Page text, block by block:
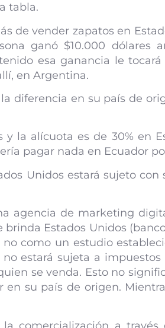
tabla.
de vender zapatos en
ganó $10.000 dólares
esa ganancia le
en Argentina.
diferencia en su país de
la alícuota es de 30% en
pagar nada en Ecuador
Unidos estará sujeto
agencia de marketing
Estados Unidos
como un estudio
estará sujeta a
se venda. Esto no
su país de origen.